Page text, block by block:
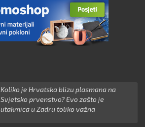
Koliko je Hrvatska blizu plasmana na
Svjetsko prvenstvo? Evo zašto je
utakmica u Zadru toliko važna